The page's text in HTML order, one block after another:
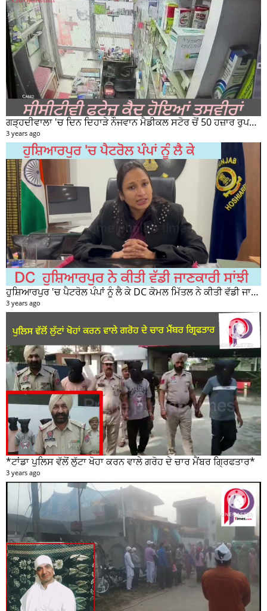
ਗੜ੍ਹਦੀਵਾਲਾ 'ਚ ਦਿਨ ਦਿਹਾੜੇ ਨੌਜਵਾਨ ਮੈਡੀਕਲ ਸਟੋਰ ਚੋਂ 50 ਹਜ਼ਾਰ ਰੁਪਏ ਦੀ ਨਕਦੀ ਚੋਰੀ ਕਰਕੇ ਹੋਇਆ ਰਫੂਚੱਕਰ
3 years ago
ਹੁਸ਼ਿਆਰਪੁਰ 'ਚ ਪੈਟਰੋਲ ਪੰਪਾਂ ਨੂੰ ਲੈ ਕੇ DC ਕੋਮਲ ਮਿੱਤਲ ਨੇ ਕੀਤੀ ਵੱਡੀ ਜਾਣਕਾਰੀ ਸਾਂਝੀ
3 years ago
*ਟਾਂਡਾ ਪੁਲਿਸ ਵੱਲੋਂ ਲੁੱਟਾ ਖੋਹਾ ਕਰਨ ਵਾਲੇ ਗਰੋਹ ਦੇ ਚਾਰ ਮੈਂਬਰ ਗ੍ਰਿਫਤਾਰ*
3 years ago